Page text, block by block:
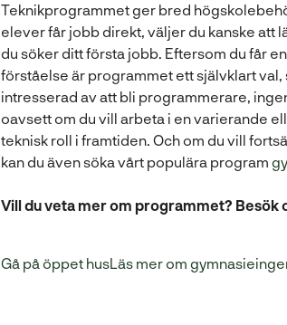
Teknikprogrammet ger bred
elever får jobb direkt, väljer du kanske att
du söker ditt första jobb. Eftersom du får
förståelse är programmet ett självklart val,
intresserad av att bli programmerare,
oavsett om du vill arbeta i en varierande
teknisk roll i framtiden. Och om du vill
kan du även söka vårt populära program
Vill du veta mer om programmet? Besök
Gå på öppet husLäs mer om